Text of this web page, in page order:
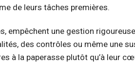
de leurs tâches premières.
empêchent une gestion
des contrôles ou même une
à la paperasse plutôt qu’à leur